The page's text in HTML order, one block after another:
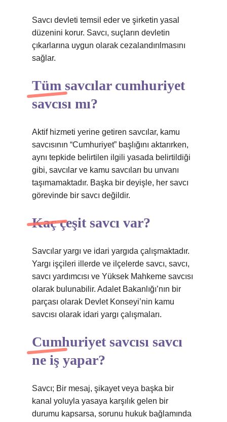
Savcı devleti temsil eder ve şirketin yasal
düzenini korur. Savcı, suçların devletin
çıkarlarına uygun olarak cezalandırılmasını
sağlar.
Tüm savcılar cumhuriyet
savcısı mı?
Aktif hizmeti yerine getiren savcılar, kamu
savcısının “Cumhuriyet” başlığını aktarırken,
aynı tepkide belirtilen ilgili yasada belirtildiği
gibi, savcılar ve kamu savcıları bu unvanı
taşımamaktadır. Başka bir deyişle, her savcı
görevinde bir savcı değildir.
Kaç çeşit savcı var?
Savcılar yargı ve idari yargıda çalışmaktadır.
Yargı işçileri illerde ve ilçelerde savcı, savcı,
savcı yardımcısı ve Yüksek Mahkeme savcısı
olarak bulunabilir. Adalet Bakanlığı’nın bir
parçası olarak Devlet Konseyi’nin kamu
savcısı olarak idari yargı çalışmaları.
Cumhuriyet savcısı savcı
ne iş yapar?
Savcı; Bir mesaj, şikayet veya başka bir
kanal yoluyla yasaya karşılık gelen bir
durumu kapsarsa, sorunu hukuk bağlamında